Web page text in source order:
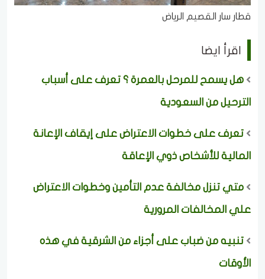
قطار سار القصيم الرياض
اقرأ ايضا
هل يسمح للمرحل بالعمرة ؟ تعرف على أسباب
الترحيل من السعودية
تعرف على خطوات الاعتراض على إيقاف الإعانة
المالية للأشخاص ذوي الإعاقة
متي تنزل مخالفة عدم التأمين وخطوات الاعتراض
علي المخالفات المرورية
تنبيه من ضباب على أجزاء من الشرقية في هذه
الأوقات